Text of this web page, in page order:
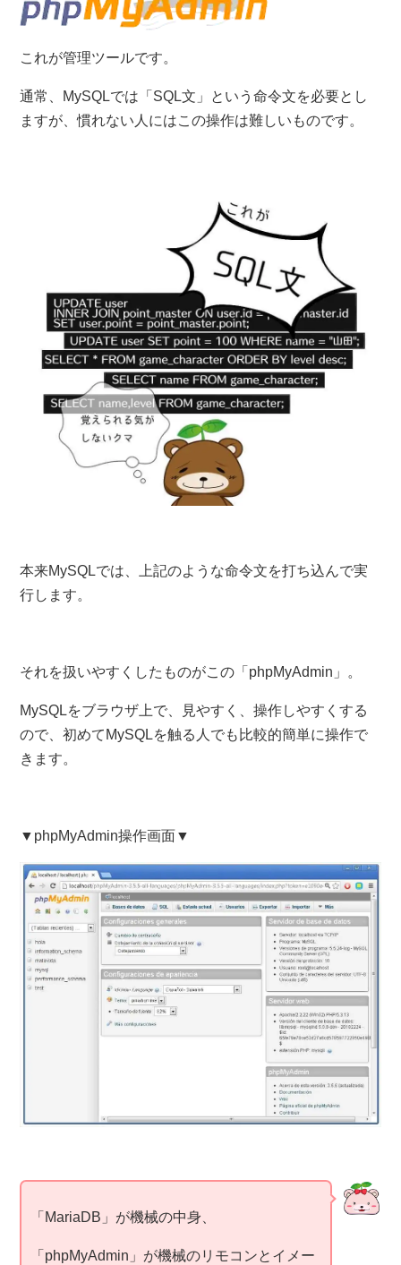
これが管理ツールです。
通常、MySQLでは「SQL文」という命令文を必要とし
ますが、慣れない人にはこの操作は難しいものです。
本来MySQLでは、上記のような命令文を打ち込んで実
行します。
それを扱いやすくしたものがこの「phpMyAdmin」。
MySQLをブラウザ上で、見やすく、操作しやすくする
ので、初めてMySQLを触る人でも比較的簡単に操作で
きます。
▼phpMyAdmin操作画面▼
「MariaDB」が機械の中身、
「phpMyAdmin」が機械のリモコンとイメー